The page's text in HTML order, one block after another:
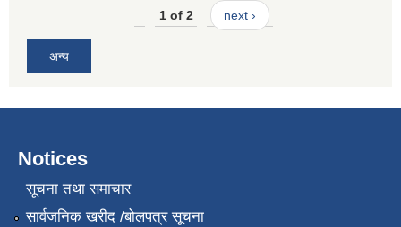
1 of 2 next ›
अन्य
Notices
सूचना तथा समाचार
सार्वजनिक खरीद /बोलपत्र सूचना